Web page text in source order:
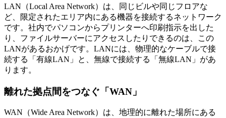
LAN（Local Area Network）は、同じビルや同じフロアな
ど、限定されたエリア内にある機器を接続するネットワーク
です。社内でパソコンからプリンターへ印刷指示を出した
り、ファイルサーバーにアクセスしたりできるのは、この
LANがあるおかげです。LANには、物理的なケーブルで接
続する「有線LAN」と、無線で接続する「無線LAN」があ
ります。
離れた拠点間をつなぐ「WAN」
WAN（Wide Area Network）は、地理的に離れた場所にある